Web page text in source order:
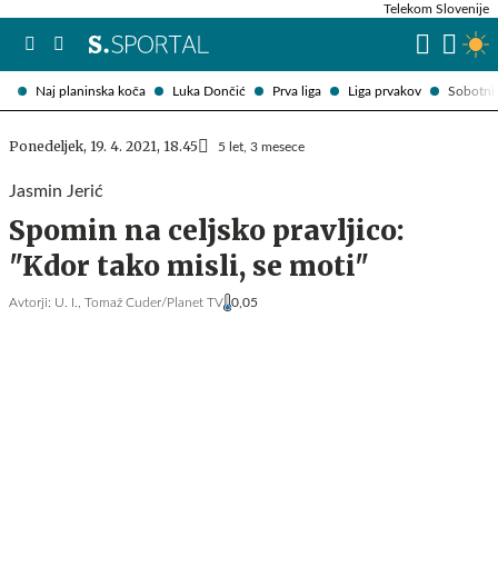
Naj planinska koča Luka Dončić Prva liga Liga prvakov Sobotni
Telekom Slovenije
Ponedeljek, 19. 4. 2021, 18.45 5 let, 3 mesece
Jasmin Jerić
Spomin na celjsko pravljico:
"Kdor tako misli, se moti"
Avtorji: U. I., Tomaž Cuder/Planet TV 0,05